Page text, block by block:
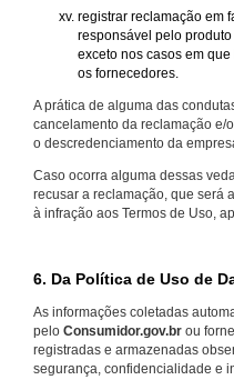
registrar reclamação em
responsável pelo
exceto nos casos em
os fornecedores.
A prática de alguma das
cancelamento da reclamação e/
o descredenciamento da
Caso ocorra alguma dessas
recusar a reclamação, que será
à infração aos Termos de Uso,
6. Da Política de Uso de
As informações coletadas
pelo Consumidor.gov.br ou
registradas e armazenadas
segurança, confidencialidade e